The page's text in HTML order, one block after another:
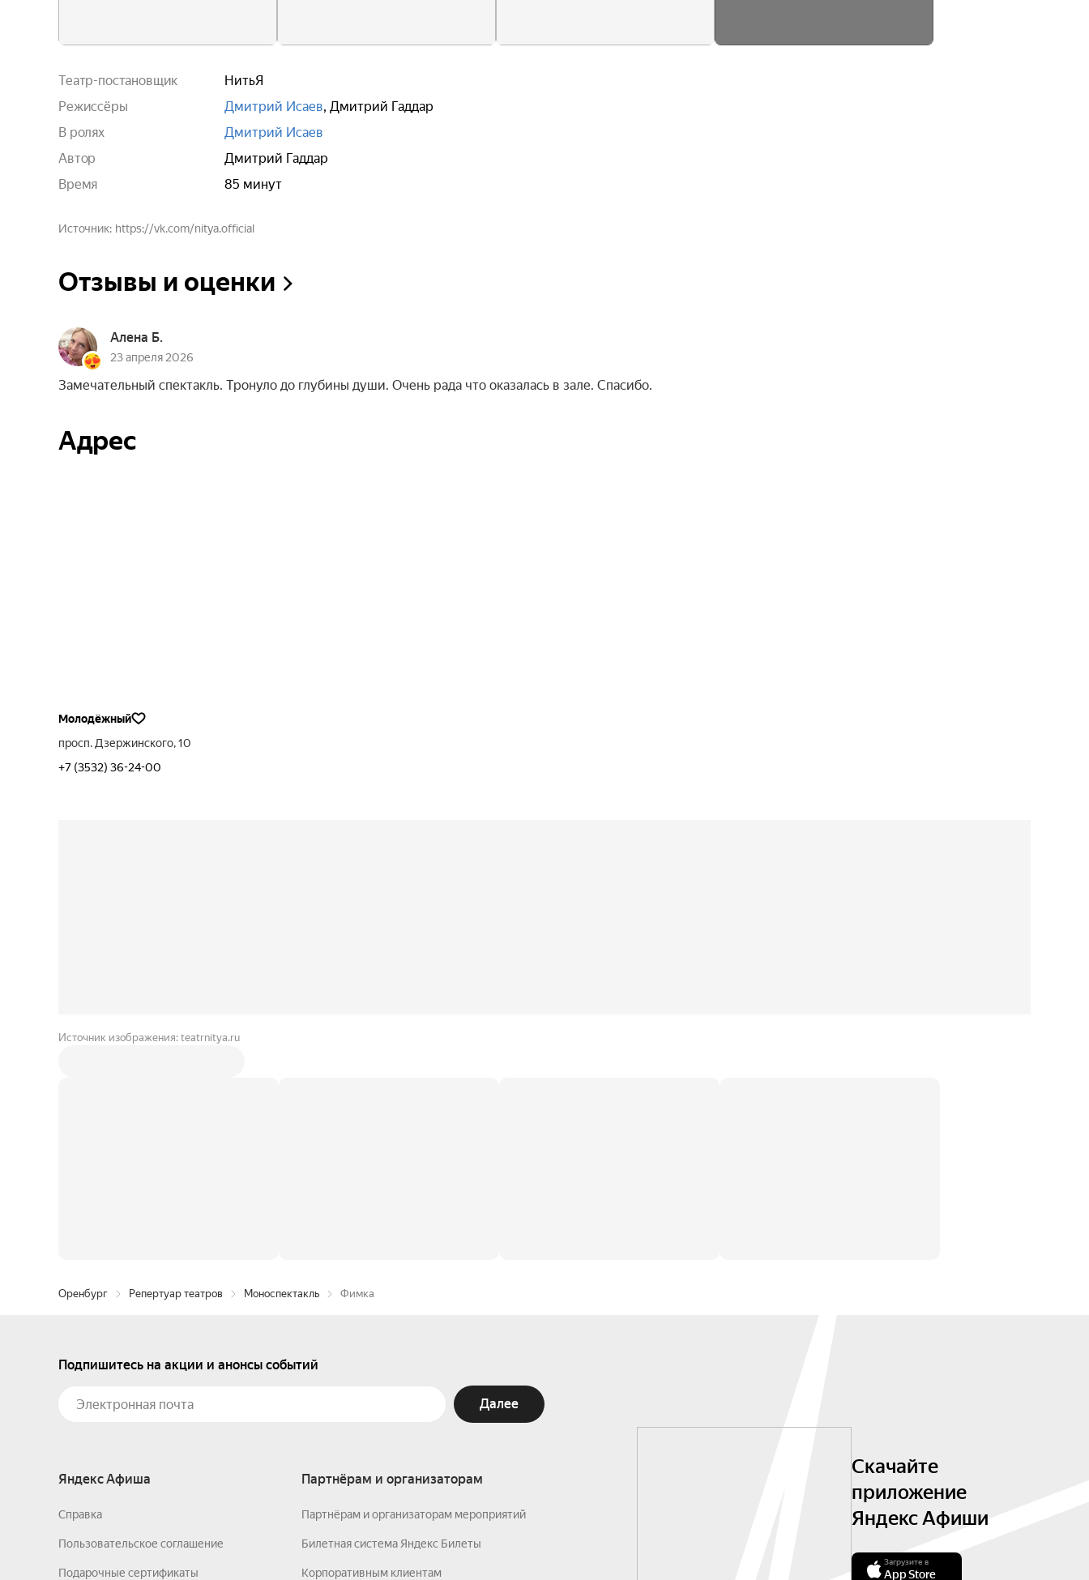
Театр-постановщик
НитьЯ
Режиссёры
Дмитрий Исаев, Дмитрий Гаддар
В ролях
Дмитрий Исаев
Автор
Дмитрий Гаддар
Время
85 минут
Источник https://vk.com/nitya.official
Отзывы и оценки
Алена Б.
23 апреля 2026
Замечательный спектакль. Тронуло до глубины души. Очень рада что оказалась в зале. Спасибо.
Адрес
Молодёжный
просп. Дзержинского, 10
+7 (3532) 36-24-00
Источник изображения: teatrnitya.ru
Оренбург Репертуар театров Моноспектакль Фимка
Подпишитесь на акции и анонсы событий
Далее
Яндекс Афиша
Справка
Пользовательское соглашение
Подарочные сертификаты
Партнёрам и организаторам
Партнёрам и организаторам мероприятий
Билетная система Яндекс Билеты
Корпоративным клиентам
Скачайте
приложение
Яндекс Афиши
Загрузите в
App Store